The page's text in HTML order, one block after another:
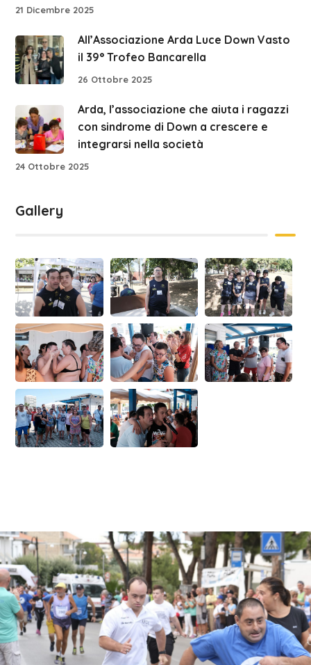
21 Dicembre 2025
All’Associazione Arda Luce Down Vasto
il 39° Trofeo Bancarella
26 Ottobre 2025
Arda, l’associazione che aiuta i ragazzi
con sindrome di Down a crescere e
integrarsi nella società
24 Ottobre 2025
Gallery